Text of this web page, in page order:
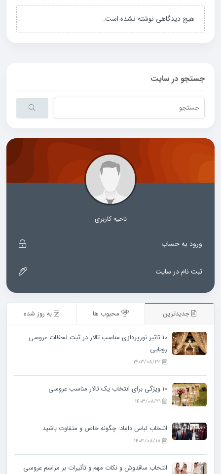
هیچ دیدگاهی نوشته نشده است.
جستجو در سایت
ناحیه کاربری
ورود به حساب
ثبت نام در سایت
جدیدترین محبوب ها به روز شده
10 تاثیر نورپردازی مناسب تالار در ثبت لحظات عروسی
رویایی
10 ویژگی‌ برای انتخاب یک تالار مناسب عروسی
انتخاب لباس داماد: چگونه خاص و متفاوت باشید
انتخاب ساقدوش و نکات مهم و تأثیرات بر مراسم عروسی